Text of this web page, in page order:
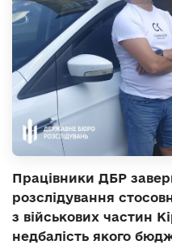
Працівники ДБР
розслідування
з військових частин
недбалість якого